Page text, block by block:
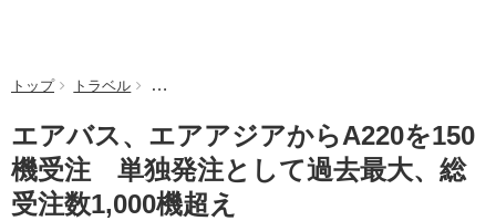
トップ トラベル エアバス、エアアジアからA220を150機受注 単独
エアバス、エアアジアからA220を150
機受注 単独発注として過去最大、総
受注数1,000機超え